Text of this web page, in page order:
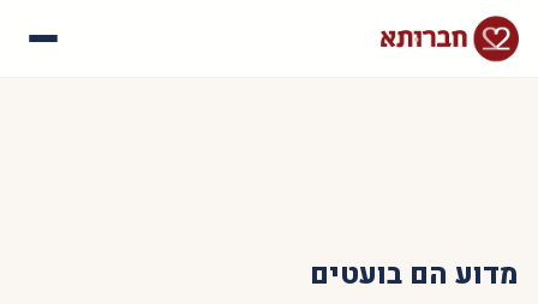
מדוע הם בועטים